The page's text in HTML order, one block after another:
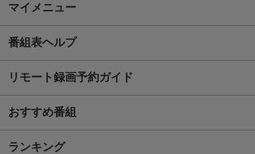
マイメニュー
番組表ヘルプ
リモート録画予約ガイド
おすすめ番組
ランキング